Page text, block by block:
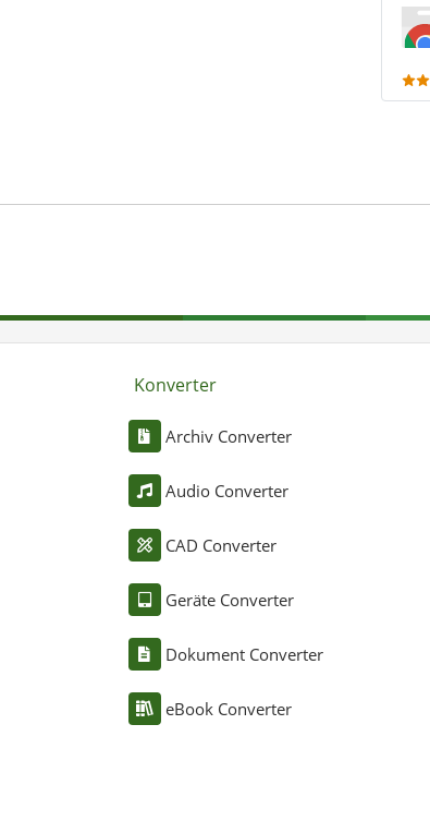
Konverter
Archiv Converter
Audio Converter
CAD Converter
Geräte Converter
Dokument Converter
eBook Converter